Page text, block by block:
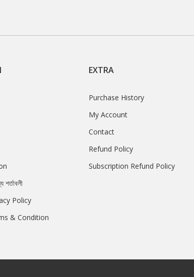
Policy
& Condition
EXTRA
Purchase History
My Account
Contact
Refund Policy
Subscription Refund Policy